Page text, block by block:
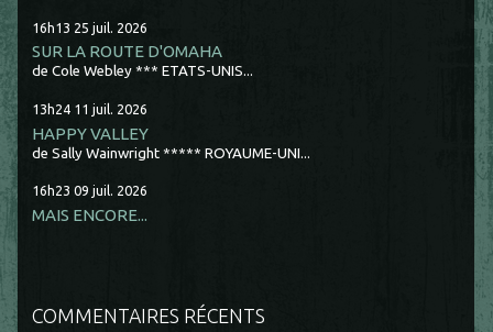
16h13 25 juil. 2026
SUR LA ROUTE D'OMAHA
de Cole Webley *** ETATS-UNIS...
13h24 11 juil. 2026
HAPPY VALLEY
de Sally Wainwright ***** ROYAUME-UNI...
16h23 09 juil. 2026
MAIS ENCORE...
COMMENTAIRES RÉCENTS